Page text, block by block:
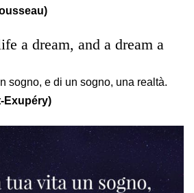
a dream, and a dream a
sogno, e di un sogno, una realtà.
Exupéry)